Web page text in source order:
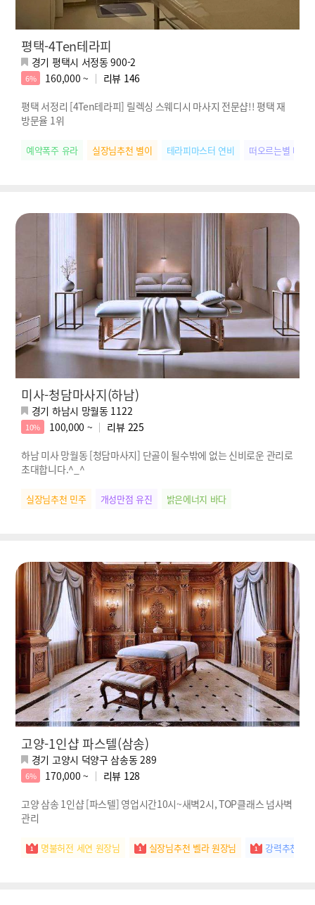
평택-4Ten테라피
경기 평택시 서정동 900-2
6% 160,000 ~ 리뷰 146
평택 서정리 [4Ten테라피] 릴렉싱 스웨디시 마사지 전문샵!! 평택 재
방문율 1위
예약폭주 유라 실장님추천 별이 테라피마스터 연비 떠오르는별 나연
미사-청담마사지(하남)
경기 하남시 망월동 1122
10% 100,000 ~ 리뷰 225
하남 미사 망월동 [청담마사지] 단골이 될수밖에 없는 신비로운 관리로
초대합니다.^_^
실장님추천 민주 개성만점 유진 밝은에너지 바다
고양-1인샵 파스텔(삼송)
경기 고양시 덕양구 삼송동 289
6% 170,000 ~ 리뷰 128
고양 삼송 1인샵 [파스텔] 영업시간10시~새벽2시, TOP클래스 넘사벽
관리
명불허전 세연 원장님 실장님추천 벨라 원장님 강력추천 새